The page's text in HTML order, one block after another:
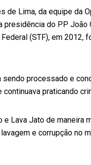
de Lima, da equipe da
do PP João
(STF), em 2012,
processado e
praticando
Lava Jato de maneira
e corrupção no